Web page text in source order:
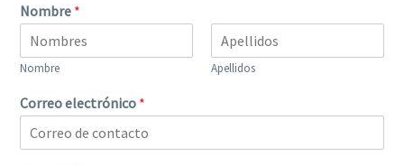
Nombre *
Nombre Apellidos
Correo electrónico *